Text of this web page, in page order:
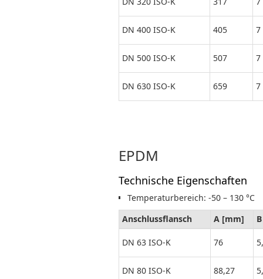
DN 400 ISO-K 405 7
DN 500 ISO-K 507 7
DN 630 ISO-K 659 7
EPDM
Technische Eigenschaften
Temperaturbereich: -50 – 130 °C
Anschlussflansch
A [mm]
DN 63 ISO-K 76
DN 80 ISO-K 88,27